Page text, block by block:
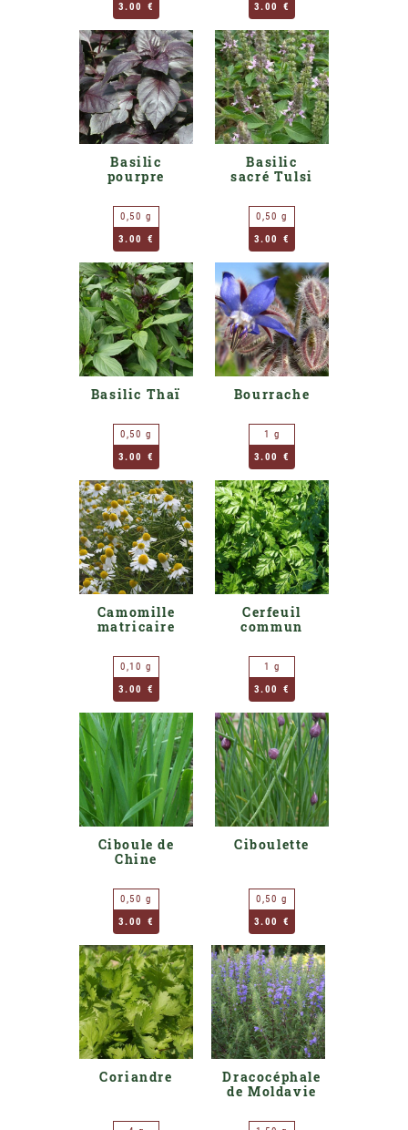
3.00 €
3.00 €
Basilic
pourpre
0,50 g
3.00 €
Basilic
sacré Tulsi
0,50 g
3.00 €
Basilic Thaï
0,50 g
3.00 €
Bourrache
1 g
3.00 €
Camomille
matricaire
0,10 g
3.00 €
Cerfeuil
commun
1 g
3.00 €
Ciboule de
Chine
0,50 g
3.00 €
Ciboulette
0,50 g
3.00 €
Coriandre
Dracocéphale
de Moldavie